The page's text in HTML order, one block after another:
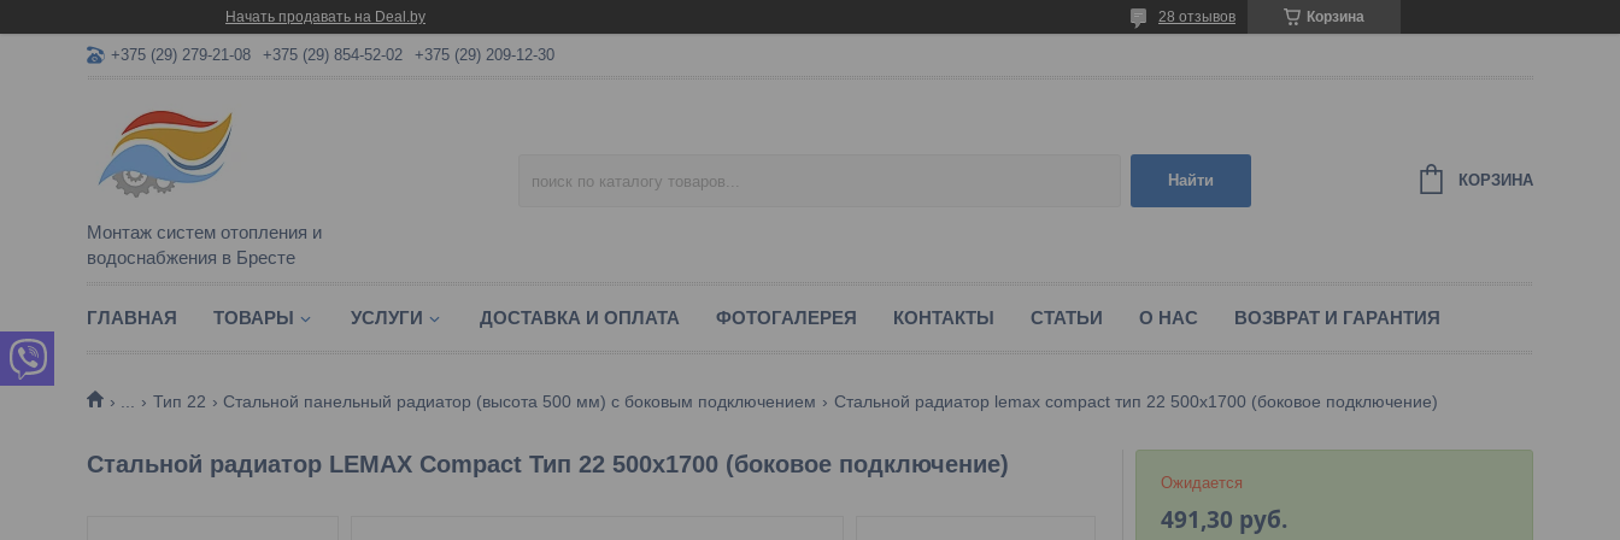
Начать продавать на Deal.by Корзина
28 отзывов
+375 (29) 279-21-08 +375 (29) 854-52-02 +375 (29) 209-12-30
Монтаж систем отопления и
водоснабжения в Бресте
Найти КОРЗИНА
ГЛАВНАЯ ТОВАРЫ УСЛУГИ ДОСТАВКА И ОПЛАТА ФОТОГАЛЕРЕЯ КОНТАКТЫ СТАТЬИ О НАС ВОЗВРАТ И ГАРАНТИЯ
Тип 22 Стальной панельный радиатор (высота 500 мм) с боковым подключением Стальной радиатор lemax compact тип 22 500х1700 (боковое подключение)
Стальной радиатор LEMAX Compact Тип 22 500х1700 (боковое подключение)
Ожидается
491,30 руб.